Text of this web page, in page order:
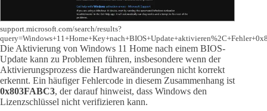
support.microsoft.com/search/results?
Die Aktivierung von Windows 11 Home nach einem BIOS-
Update kann zu Problemen führen, insbesondere wenn der
Aktivierungsprozess die Hardwareänderungen nicht korrekt
erkennt. Ein häufiger Fehlercode in diesem Zusammenhang ist
0x803FABC3, der darauf hinweist, dass Windows den
Lizenzschlüssel nicht verifizieren kann.